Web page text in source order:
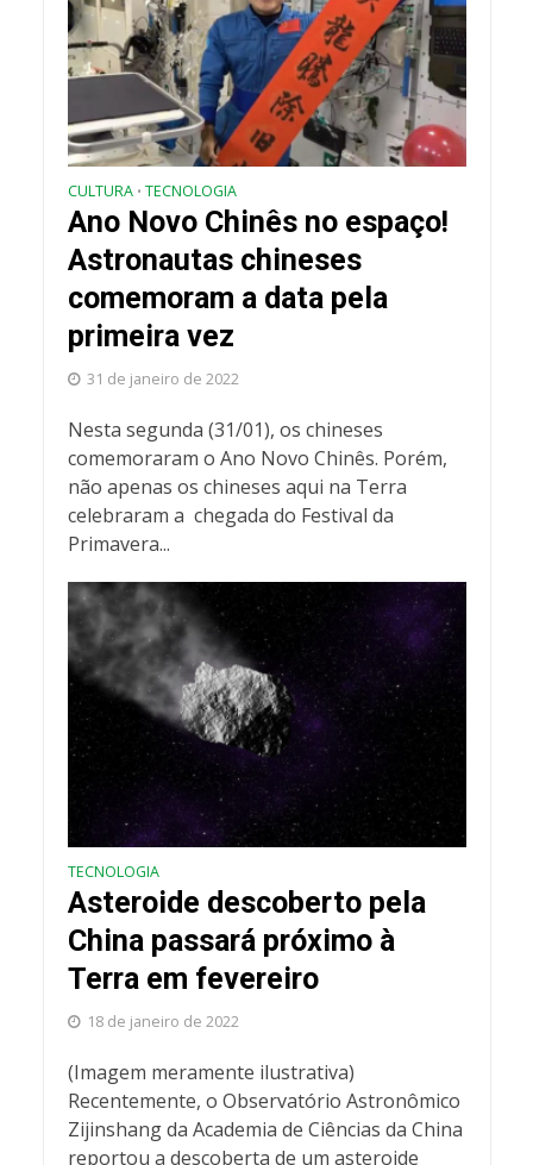
CULTURA • TECNOLOGIA
Ano Novo Chinês no espaço!
Astronautas chineses
comemoram a data pela
primeira vez
31 de janeiro de 2022
Nesta segunda (31/01), os chineses
comemoraram o Ano Novo Chinês. Porém,
não apenas os chineses aqui na Terra
celebraram a chegada do Festival da
Primavera...
TECNOLOGIA
Asteroide descoberto pela
China passará próximo à
Terra em fevereiro
18 de janeiro de 2022
(Imagem meramente ilustrativa)
Recentemente, o Observatório Astronômico
Zijinshang da Academia de Ciências da China
reportou a descoberta de um asteroide